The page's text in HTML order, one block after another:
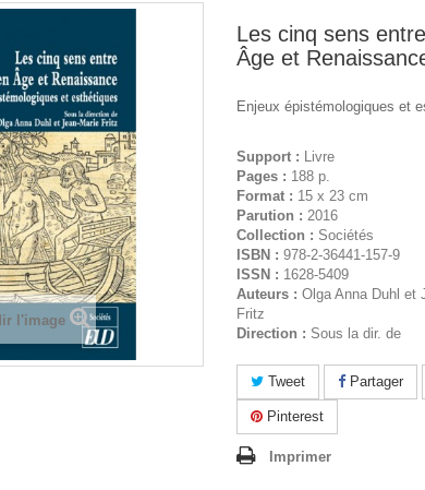
l'image
Les cinq sens
Âge et
Enjeux épistémologiques et
Support : Livre
Pages : 188 p.
Format : 15 x 23 cm
Parution : 2016
Collection : Sociétés
ISBN : 978-2-36441-157-9
ISSN : 1628-5409
Auteurs : Olga Anna Duhl et
Fritz
Direction : Sous la dir. de
Tweet Partager
Pinterest
Imprimer